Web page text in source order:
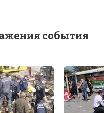
события